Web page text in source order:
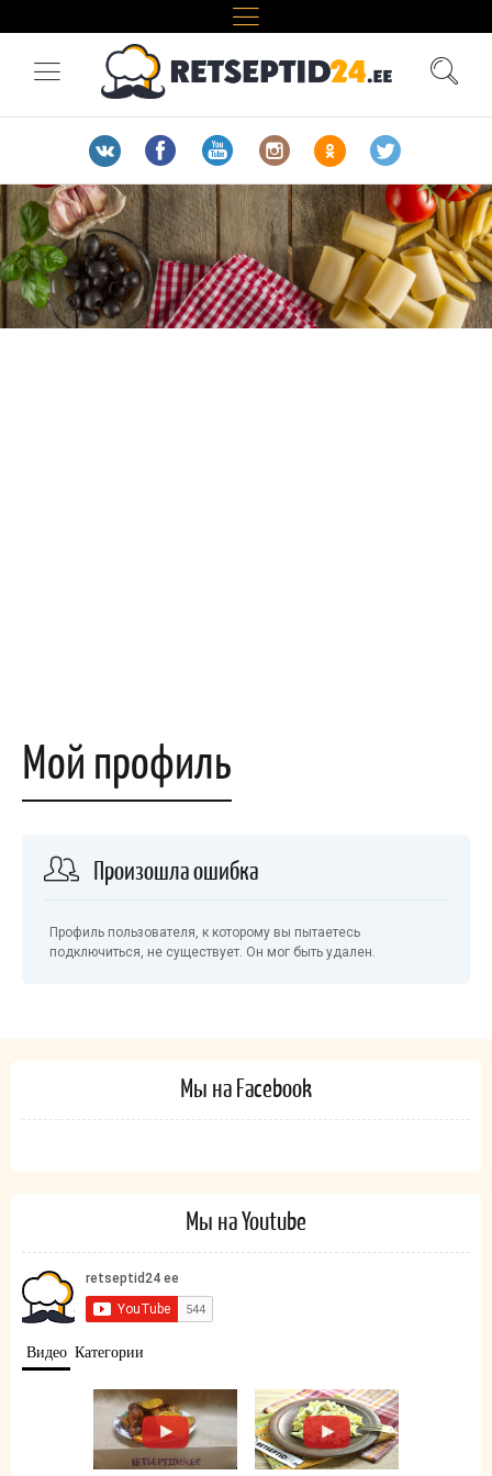
Мой профиль
Произошла ошибка
Профиль пользователя, к которому вы пытаетесь
подключиться, не существует. Он мог быть удален.
Мы на Facebook
Мы на Youtube
Видео Категории